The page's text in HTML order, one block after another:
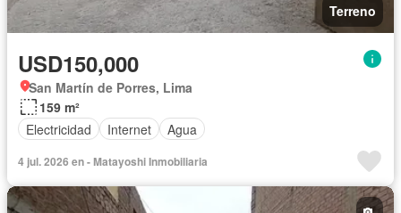
Terreno
USD150,000
San Martín de Porres, Lima
159 m²
Electricidad
Internet Agua
4 jul. 2026 en - Matayoshi Inmobiliaria